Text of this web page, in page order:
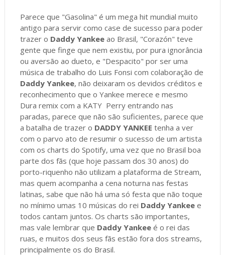
Parece que "Gasolina" é um mega hit mundial muito
antigo para servir como case de sucesso para poder
trazer o Daddy Yankeeao Brasil, "Corazón" teve
gente que finge que nem existiu, por pura ignorância
ou aversão ao dueto, e "Despacito" por ser uma
música de trabalho do Luis Fonsi com colaboração de
Daddy Yankee, não deixaram os devidos créditos e
reconhecimento que o Yankee merece e mesmo
Dura remix com a KATY Perry entrando nas
paradas, parece que não são suficientes, parece que
a batalha de trazer o DADDY YANKEE tenha a ver
com o parvo ato de resumir o sucesso de um artista
com os charts do Spotify, uma vez que no Brasil boa
parte dos fãs (que hoje passam dos 30 anos) do
porto-riquenho não utilizam a plataforma de Stream,
mas quem acompanha a cena noturna nas festas
latinas, sabe que não há uma só festa que não toque
no mínimo umas 10 músicas do rei Daddy Yankeee
todos cantam juntos. Os charts são importantes,
mas vale lembrar que Daddy Yankeeé o rei das
ruas, e muitos dos seus fãs estão fora dos streams,
principalmente os do Brasil.